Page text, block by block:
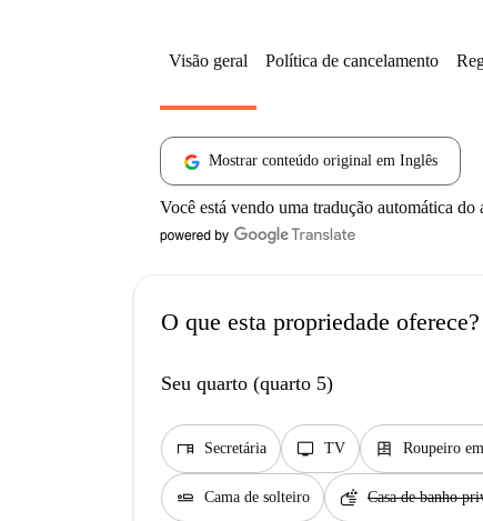
Visão geral Política de cancelamento
Mostrar conteúdo original em Inglês
Você está vendo uma tradução automática do
O que esta propriedade oferece?
Seu quarto (quarto 5)
desk Secretária tv TV dresser Roupeiro
airline_seat_flat Cama de solteiro soap Casa de banho